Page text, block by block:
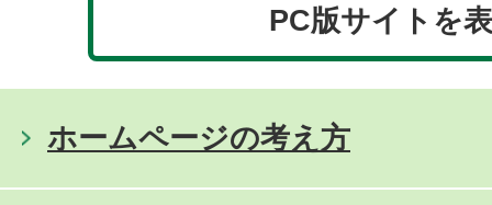
PC版サイトを
ホームページの考え方